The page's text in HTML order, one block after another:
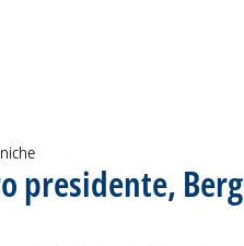
presidente,
giovedì 29 dicembre 2016 alle 10.36.